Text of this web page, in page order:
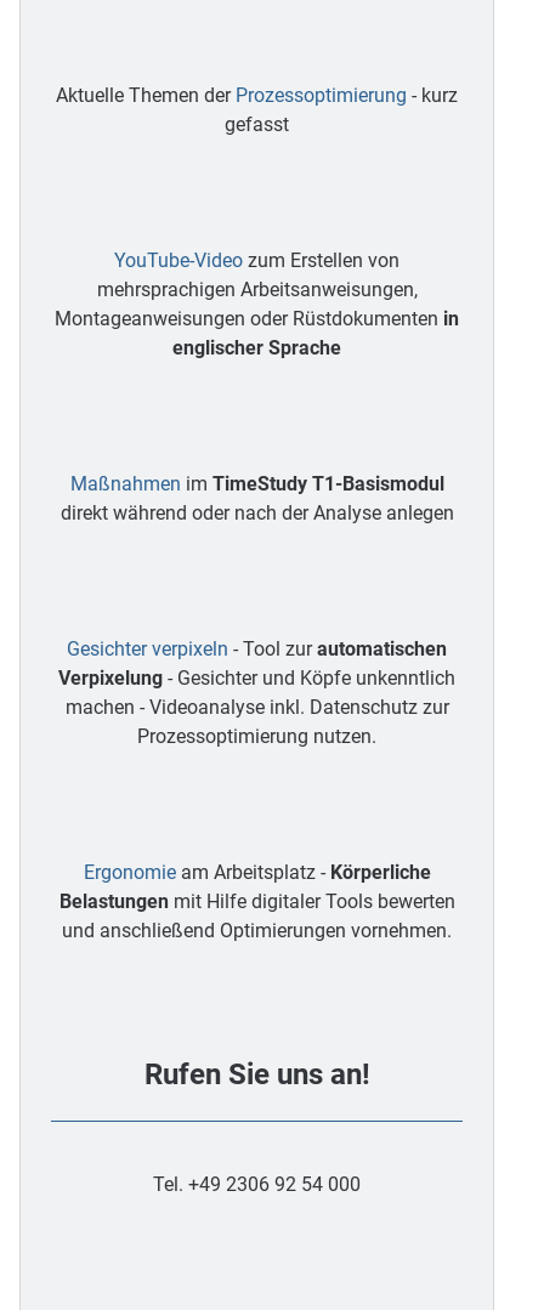
Aktuelle Themen der Prozessoptimierung - kurz
gefasst
YouTube-Video zum Erstellen von
mehrsprachigen Arbeitsanweisungen,
Montageanweisungen oder Rüstdokumenten in
englischer Sprache
Maßnahmen im TimeStudy T1-Basismodul
direkt während oder nach der Analyse anlegen
Gesichter verpixeln - Tool zurautomatischen
Verpixelung - Gesichter und Köpfe unkenntlich
machen - Videoanalyse inkl. Datenschutz zur
Prozessoptimierung nutzen.
Ergonomieam Arbeitsplatz - Körperliche
Belastungenmit Hilfe digitaler Tools bewerten
und anschließend Optimierungen vornehmen.
Rufen Sie uns an!
Tel. +49 2306 92 54 000